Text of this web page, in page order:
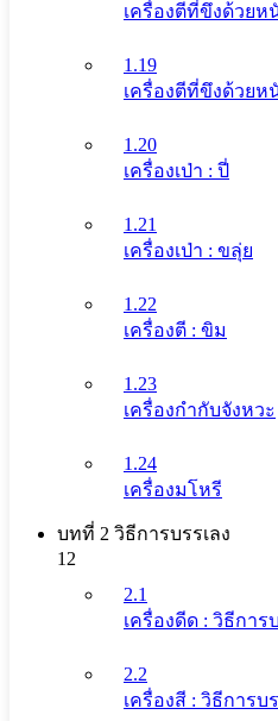
เครื่องตีที่ขึงด้วยห
1.19
เครื่องตีที่ขึงด้วยห
1.20
เครื่องเป่า : ปี่
1.21
เครื่องเป่า : ขลุ่ย
1.22
เครื่องตี : ขิม
1.23
เครื่องกำกับจังหวะ
1.24
เครื่องมโหรี
บทที่ 2 วิธีการบรรเลง
12
2.1
เครื่องดีด : วิธีการ
2.2
เครื่องสี : วิธีการบ